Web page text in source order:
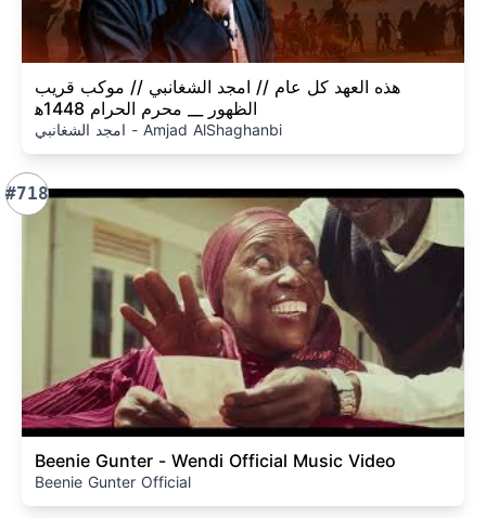
هذه العهد كل عام // امجد الشغانبي // موكب قريب
الظهور __ محرم الحرام 1448ه‍
امجد الشغانبي - Amjad AlShaghanbi
#718
Beenie Gunter - Wendi Official Music Video
Beenie Gunter Official